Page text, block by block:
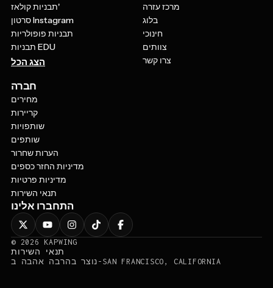
תבניות קולאז'
סרטון Instagram
תבניות פופולריות
תבניות EDU
הצג הכל
מרכז עזרה
בלוג
חינוכי
צוותים
צרו קשר
חברה
מחירים
קריירות
שותפויות
שותפים
הערות שחרור
מדיניות החזר כספים
מדיניות פרטיות
תנאי השירות
התחברו אלינו
© 2026
KAPWING
תנאי השירות
נוצר בהרבה אהבה ב-SAN FRANCISCO, CALIFORNIA